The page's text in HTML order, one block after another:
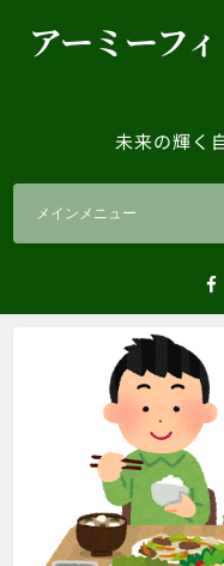
ス
アーミーフ
未来の輝く
メインメニュー